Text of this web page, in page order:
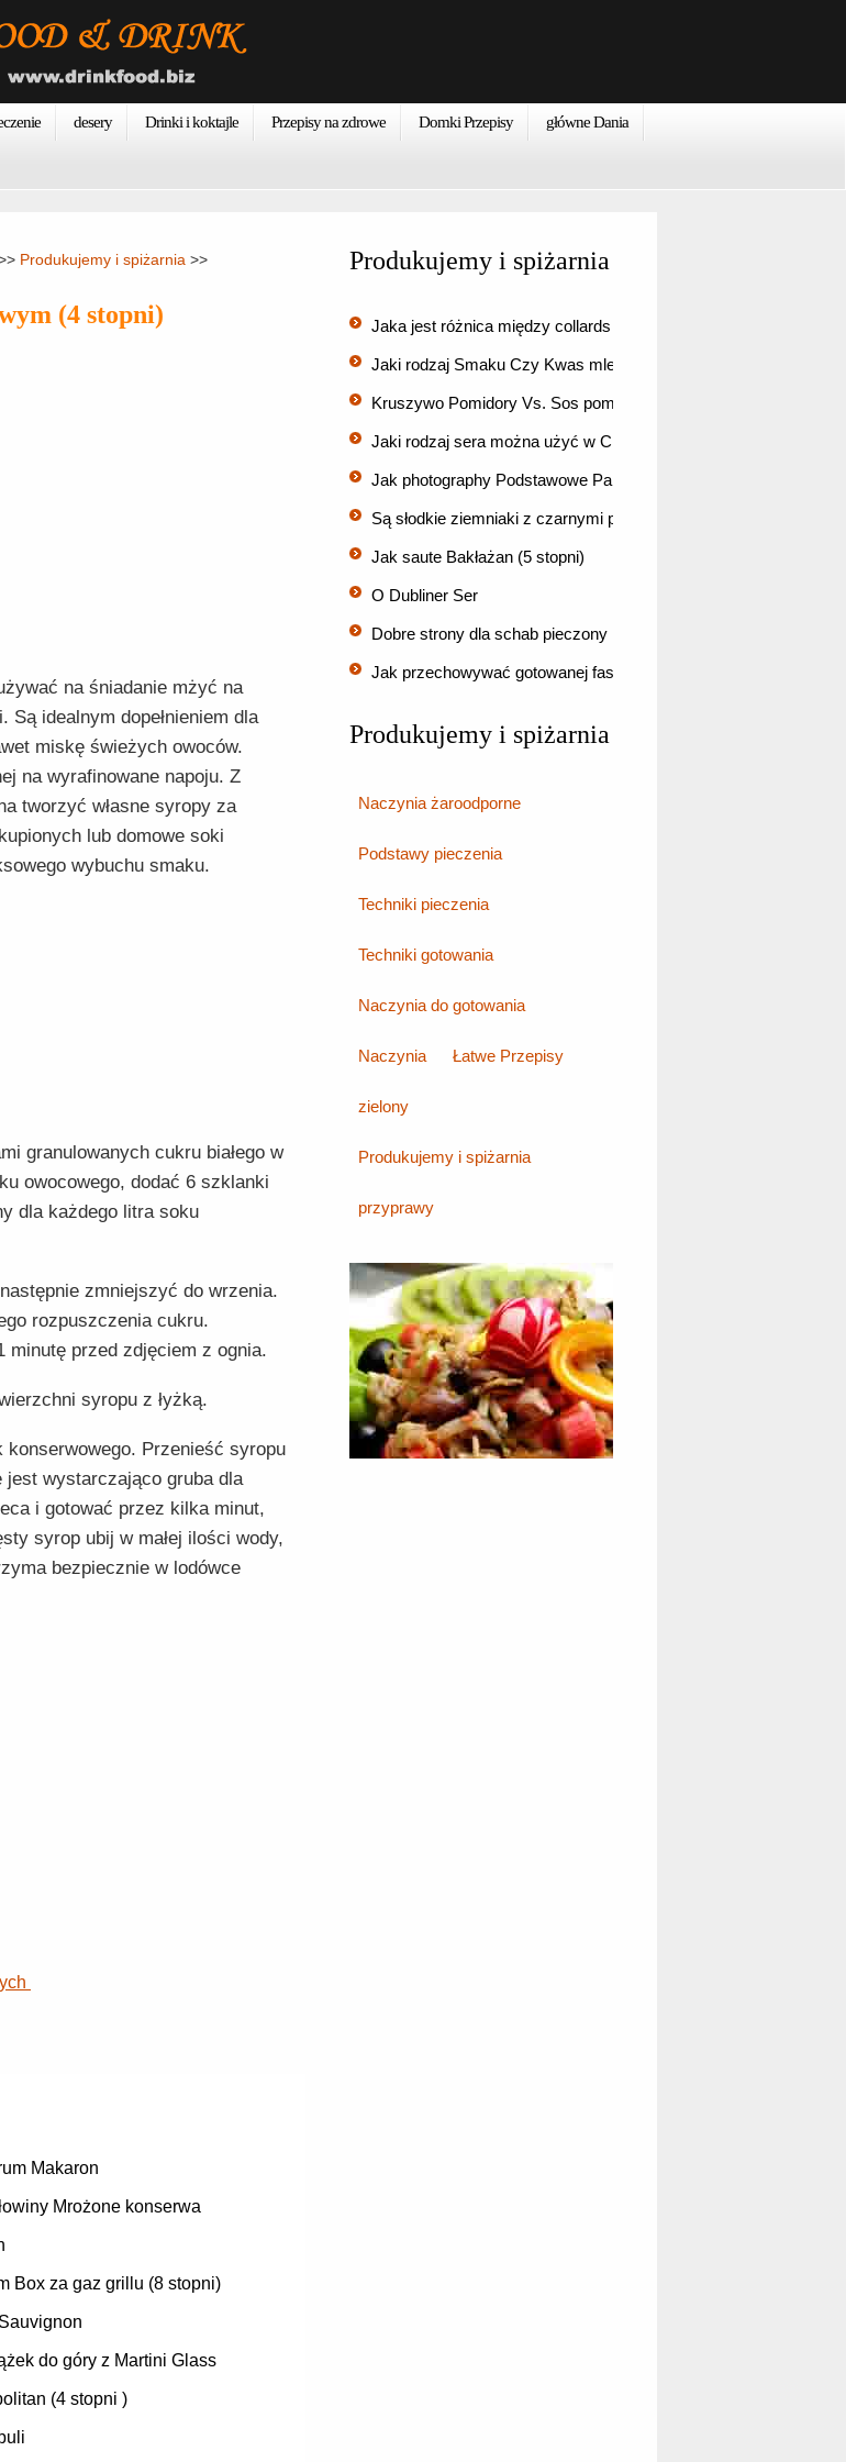
desery Drinki i koktajle Przepisy na zdrowe Domki Przepisy główne Dania
Produkujemy i spiżarnia >>
(4 stopni)
na śniadanie mżyć na
idealnym dopełnieniem dla
miskę świeżych owoców.
na wyrafinowane napoju. Z
tworzyć własne syropy za
lub domowe soki
wybuchu smaku.
granulowanych cukru białego w
owocowego, dodać 6 szklanki
dla każdego litra soku
zmniejszyć do wrzenia.
rozpuszczenia cukru.
minutę przed zdjęciem z ognia.
syropu z łyżką.
Przenieść syropu
wystarczająco gruba dla
i gotować przez kilka minut,
syrop ubij w małej ilości wody,
bezpiecznie w lodówce
Makaron
Mrożone konserwa
Box za gaz grillu (8 stopni)
do góry z Martini Glass
(4 stopni )
Produkujemy i spiżarnia
Jaka jest różnica między collards & amp; ?. Rzepa Zielony…
Jaki rodzaj Smaku Czy Kwas mlekowy Daj sfermentowanej
Kruszywo Pomidory Vs. Sos pomidorowy
Jaki rodzaj sera można użyć w Ciastka Swirl ze szpinakiem…
Jak photography Podstawowe Pantry
Są słodkie ziemniaki z czarnymi plamami OK jeść po ugoto…
Jak saute Bakłażan (5 stopni)
O Dubliner Ser
Dobre strony dla schab pieczony
Jak przechowywać gotowanej fasoli Pinto (5 stopni)
Produkujemy i spiżarnia
Naczynia żaroodporne
Podstawy pieczenia
Techniki pieczenia
Techniki gotowania
Naczynia do gotowania
Naczynia Łatwe Przepisy
zielony
Produkujemy i spiżarnia
przyprawy